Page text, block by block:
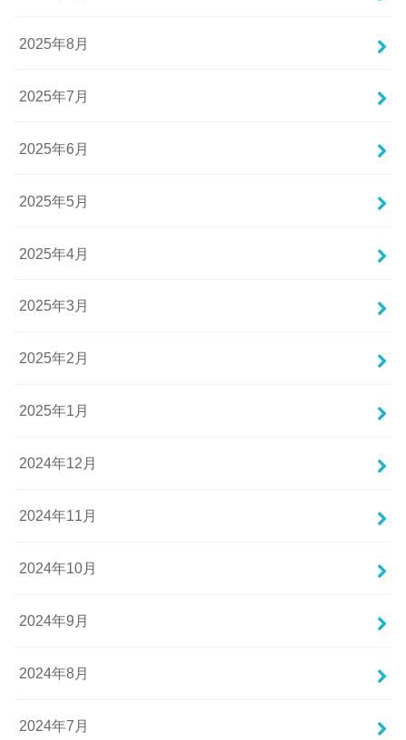
2025年8月
2025年7月
2025年6月
2025年5月
2025年4月
2025年3月
2025年2月
2025年1月
2024年12月
2024年11月
2024年10月
2024年9月
2024年8月
2024年7月